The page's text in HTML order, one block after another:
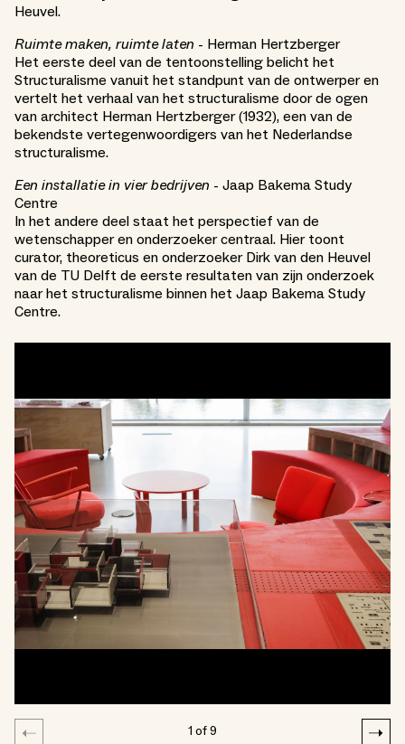
Heuvel.
Ruimte maken, ruimte laten - Herman Hertzberger
Het eerste deel van de tentoonstelling belicht het
Structuralisme vanuit het standpunt van de ontwerper en
vertelt het verhaal van het structuralisme door de ogen
van architect Herman Hertzberger (1932), een van de
bekendste vertegenwoordigers van het Nederlandse
structuralisme.
Een installatie in vier bedrijven - Jaap Bakema Study
Centre
In het andere deel staat het perspectief van de
wetenschapper en onderzoeker centraal. Hier toont
curator, theoreticus en onderzoeker Dirk van den Heuvel
van de TU Delft de eerste resultaten van zijn onderzoek
naar het structuralisme binnen het Jaap Bakema Study
Centre.
1 of9